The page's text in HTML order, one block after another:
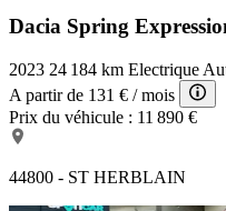
Dacia Spring
2023 24 184 km Electrique
A partir de 131 € / mois
Prix du véhicule : 11 890 €
44800 - ST HERBLAIN